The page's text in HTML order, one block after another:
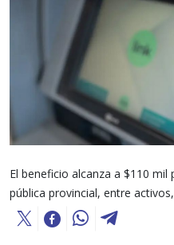
El beneficio alcanza a $110
pública provincial, entre